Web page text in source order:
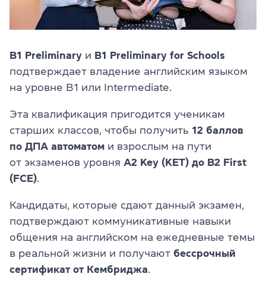
Проверить уровень
Язык сайта
(044) 580 11 00
(050) 580 11 00
г. Киев, метро Золотые Ворота, ул. Ярославов Вал, 13/2-б,
B1 Preliminary и B1 Preliminary for Schools
подтверждает владение английским языком
на уровне B1 или Intermediate.
Эта квалификация пригодится ученикам
старших классов, чтобы получить 12 баллов
по ДПА автоматом и взрослым на пути
от экзаменов уровня A2 Key (KET) до B2 First
(FCE).
Кандидаты, которые сдают данный экзамен,
подтверждают коммуникативные навыки
общения на английском на ежедневные темы
в реальной жизни и получают беcсрочный
сертификат от Кембриджа.